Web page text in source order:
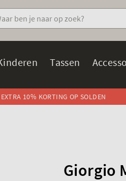
Tassen
EXTRA 10% KORTING OP SOLDEN
Giorgio